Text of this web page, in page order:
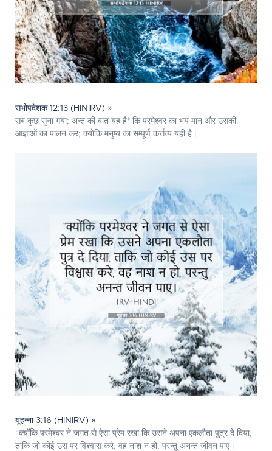
सभोपदेशक 12:13 (HINIRV) »
सब कुछ सुना गया; अन्त की बात यह है* कि परमेश्‍वर का भय मान और उसकी
आज्ञाओं का पालन कर; क्योंकि मनुष्य का सम्पूर्ण कर्त्तव्य यही है।
यूहन्ना 3:16 (HINIRV) »
“क्योंकि परमेश्‍वर ने जगत से ऐसा प्रेम रखा कि उसने अपना एकलौता पुत्र दे दिया,
ताकि जो कोई उस पर विश्वास करे, वह नाश न हो, परन्तु अनन्त जीवन पाए।